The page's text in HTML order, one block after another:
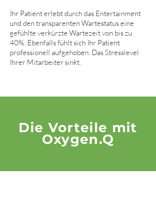
Ihr Patient erlebt durch das Entertainment
und den transparenten Wartestatus eine
gefühlte verkürzte Wartezeit von bis zu
40%. Ebenfalls fühlt sich Ihr Patient
professionell aufgehoben. Das Stresslevel
Ihrer Mitarbeiter sinkt.
Die Vorteile mit
Oxygen.Q